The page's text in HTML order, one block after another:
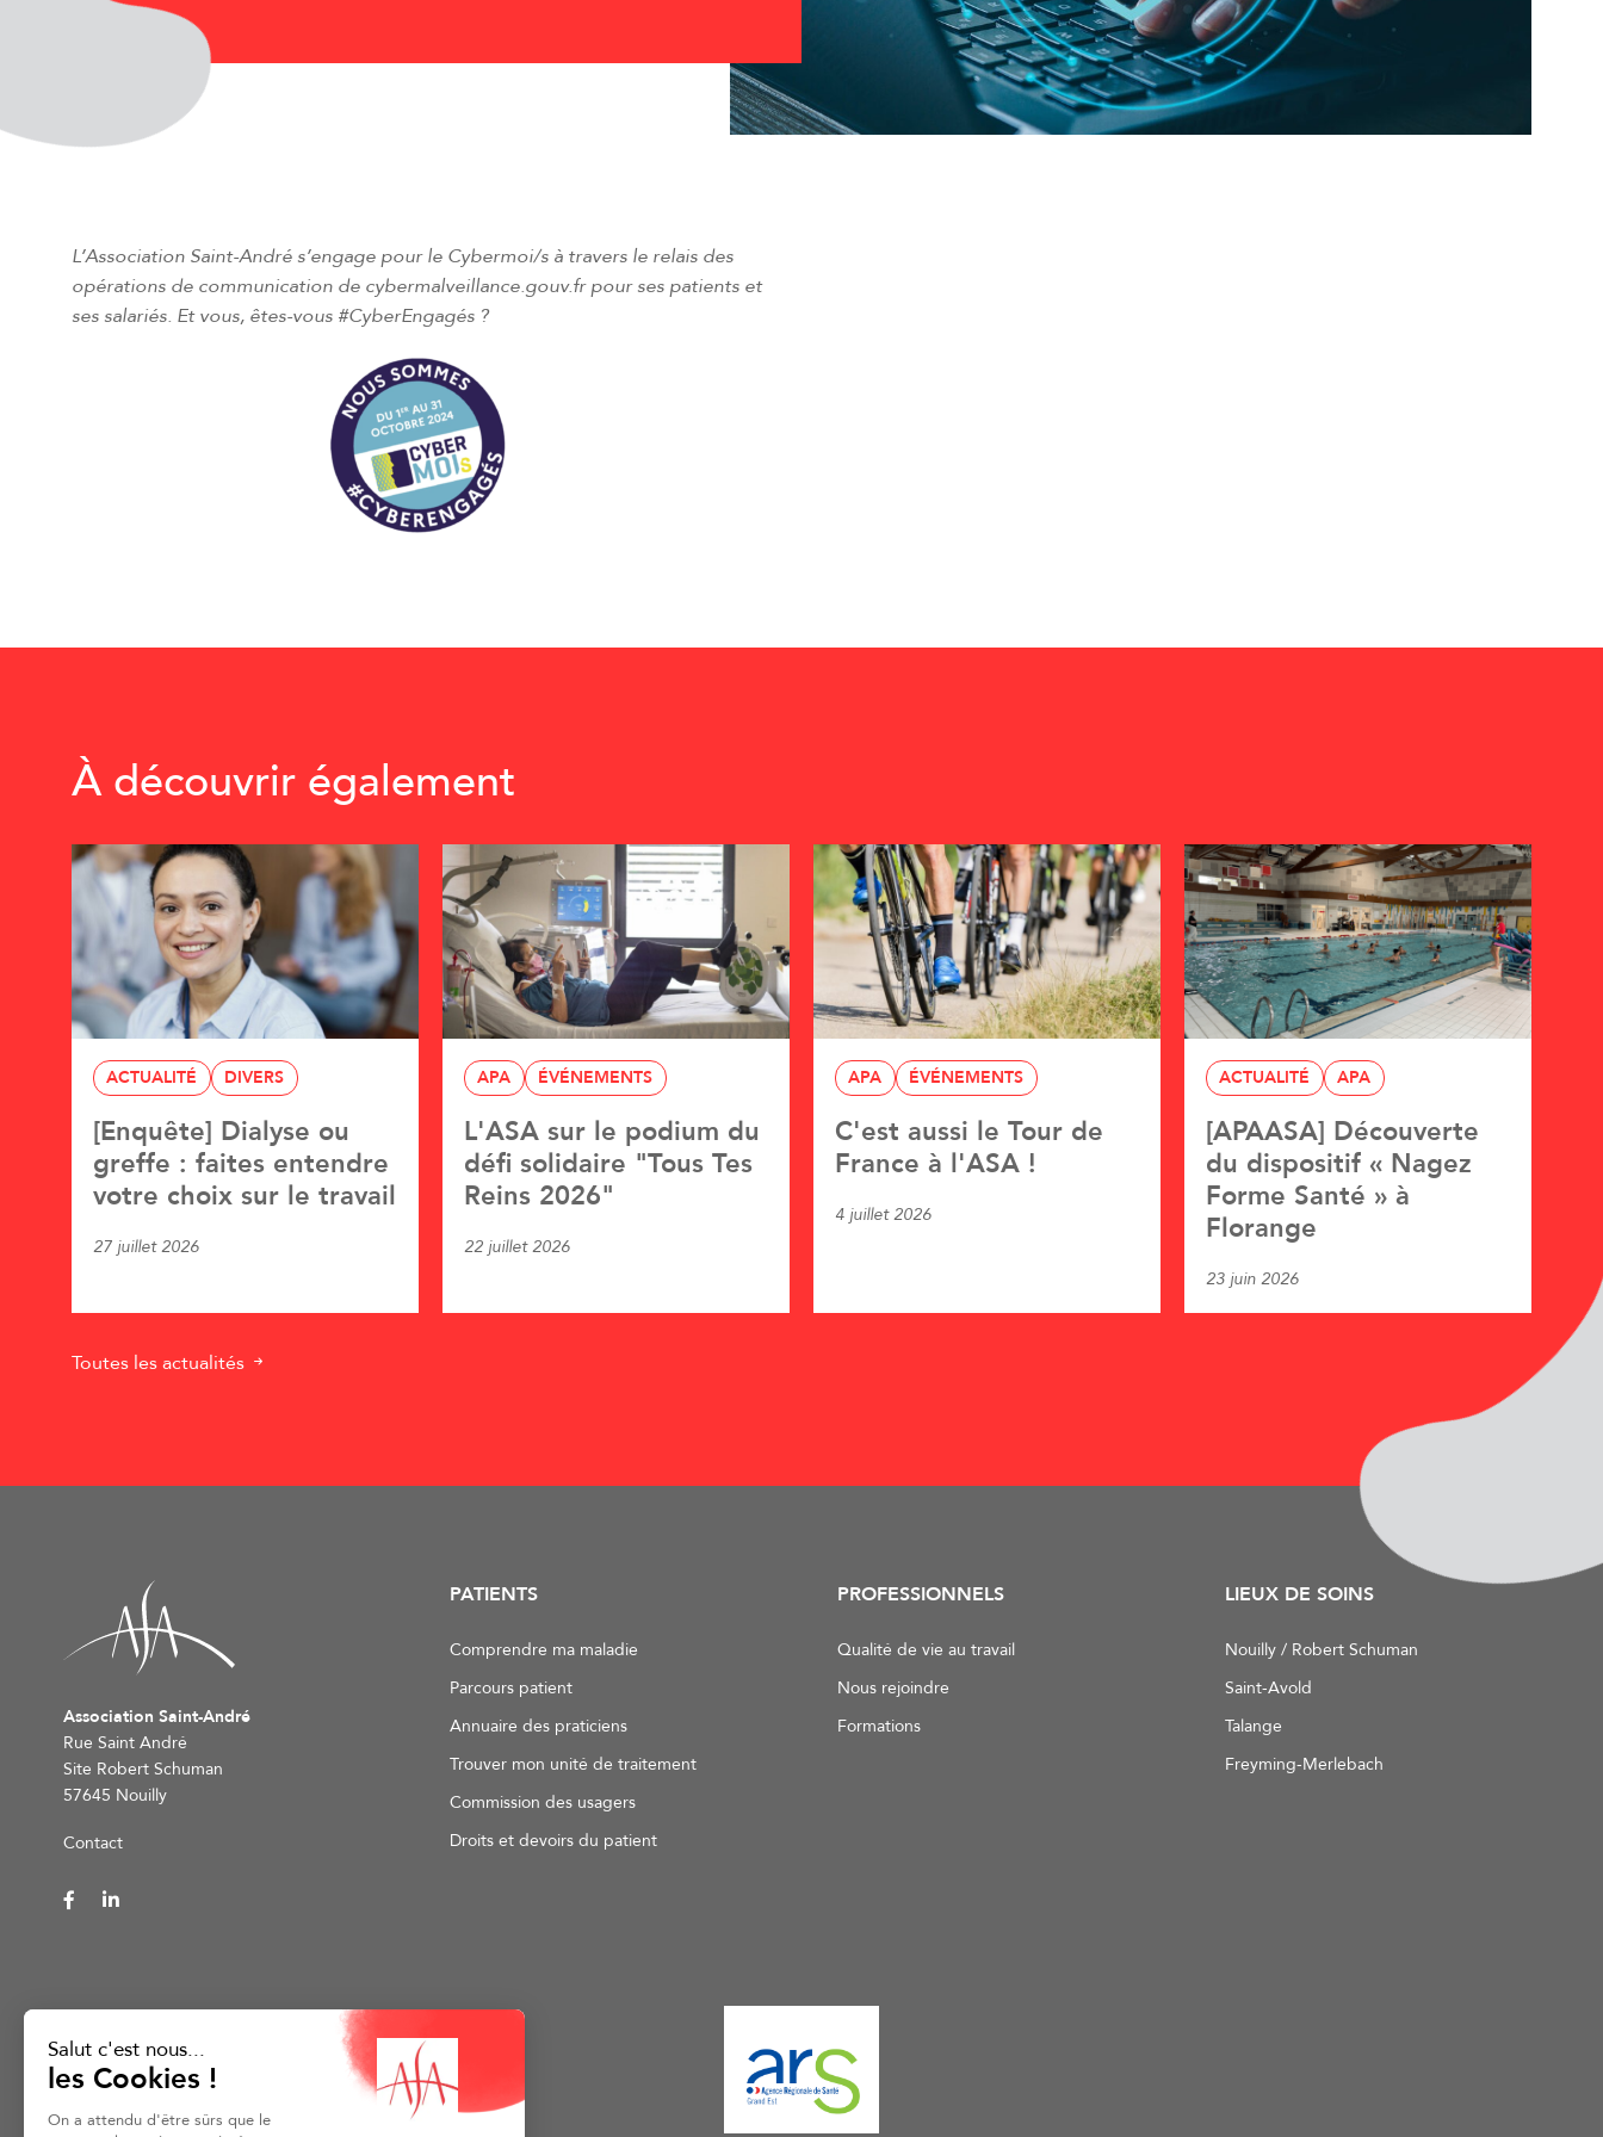
L’Association Saint-André s’engage pour le Cybermoi/s à travers le relais des
opérations de communication de cybermalveillance.gouv.fr pour ses patients et
ses salariés. Et vous, êtes-vous #CyberEngagés ?
À découvrir également
ACTUALITÉ DIVERS
[Enquête] Dialyse ou
greffe : faites entendre
votre choix sur le travail
27 juillet 2026
APA ÉVÉNEMENTS
L'ASA sur le podium du
défi solidaire "Tous Tes
Reins 2026"
22 juillet 2026
APA ÉVÉNEMENTS
C'est aussi le Tour de
France à l'ASA !
4 juillet 2026
ACTUALITÉ APA
[APAASA] Découverte
du dispositif « Nagez
Forme Santé » à
Florange
23 juin 2026
Toutes les actualités
Association Saint-André
Rue Saint André
Site Robert Schuman
57645 Nouilly
Contact
PATIENTS
Comprendre ma maladie
Parcours patient
Annuaire des praticiens
Trouver mon unité de traitement
Commission des usagers
Droits et devoirs du patient
PROFESSIONNELS
Qualité de vie au travail
Nous rejoindre
Formations
LIEUX DE SOINS
Nouilly / Robert Schuman
Saint-Avold
Talange
Freyming-Merlebach